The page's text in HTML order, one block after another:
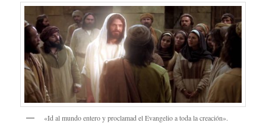
«Id al mundo entero y proclamad el Evangelio a toda la creación».